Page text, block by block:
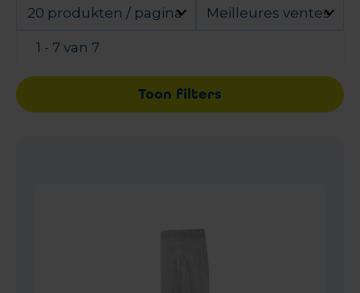
20 produkten / pagina Meilleures ventes
1 - 7 van 7
Toon filters